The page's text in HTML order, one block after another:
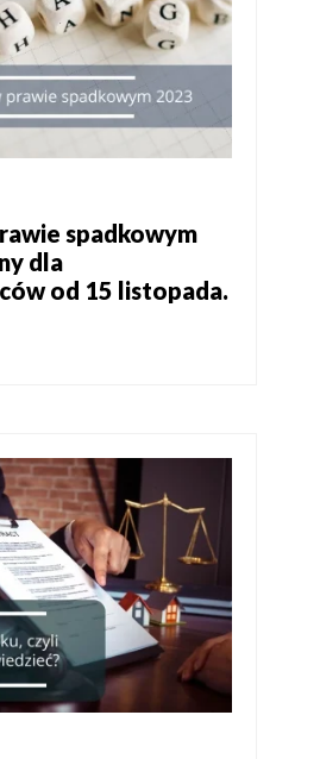
spadkowym
dla
od 15 listopada.